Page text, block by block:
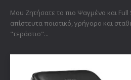
Μου Ζητήσατε το πιο Ψαγμένο και Full
απίστευτα ποιοτικό, γρήγορο και
"τεράστιο"...